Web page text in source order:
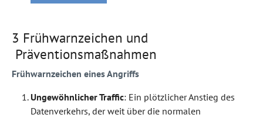
3 Frühwarnzeichen und
Präventionsmaßnahmen
Frühwarnzeichen eines Angriffs
Ungewöhnlicher Traffic: Ein plötzlicher Anstieg des
Datenverkehrs, der weit über die normalen